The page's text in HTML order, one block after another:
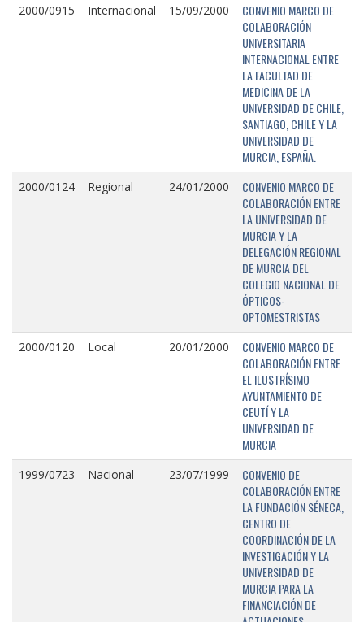
2000/0915 Internacional 15/09/2000
CONVENIO MARCO DE
COLABORACIÓN
UNIVERSITARIA
INTERNACIONAL ENTRE
LA FACULTAD DE
MEDICINA DE LA
UNIVERSIDAD DE CHILE,
SANTIAGO, CHILE Y LA
UNIVERSIDAD DE
MURCIA, ESPAÑA.
2000/0124 Regional 24/01/2000
CONVENIO MARCO DE
COLABORACIÓN ENTRE
LA UNIVERSIDAD DE
MURCIA Y LA
DELEGACIÓN REGIONAL
DE MURCIA DEL
COLEGIO NACIONAL DE
ÓPTICOS-
OPTOMESTRISTAS
2000/0120 Local 20/01/2000
CONVENIO MARCO DE
COLABORACIÓN ENTRE
EL ILUSTRÍSIMO
AYUNTAMIENTO DE
CEUTÍ Y LA
UNIVERSIDAD DE
MURCIA
1999/0723 Nacional 23/07/1999
CONVENIO DE
COLABORACIÓN ENTRE
LA FUNDACIÓN SÉNECA,
CENTRO DE
COORDINACIÓN DE LA
INVESTIGACIÓN Y LA
UNIVERSIDAD DE
MURCIA PARA LA
FINANCIACIÓN DE